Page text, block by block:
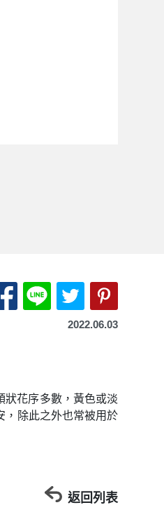
分享至 Facebook-另開新
分享至 LINE-另開
分享至 X（
2022.06.03
狀花序多數，黃色或淡
，除此之外也常被用於
返回列表